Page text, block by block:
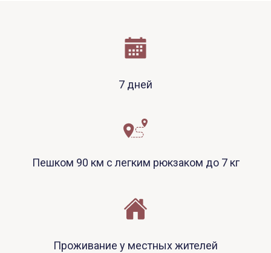
7 дней
Пешком 90 км с легким рюкзаком до 7 кг
Проживание у местных жителей